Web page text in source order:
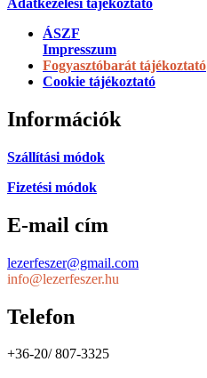
Adatkezelési tájékoztató
ÁSZF
Impresszum
Fogyasztóbarát tájékoztató
Cookie tájékoztató
Információk
Szállítási módok
Fizetési módok
E-mail cím
lezerfeszer@gmail.com
info@lezerfeszer.hu
Telefon
+36-20/ 807-3325